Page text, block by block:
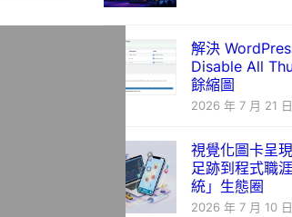
解決
Disable All
餘縮圖
2026 年 7 月 21 日
視覺化圖卡呈
足跡到程式職
統」生態圈
2026 年 7 月 10 日